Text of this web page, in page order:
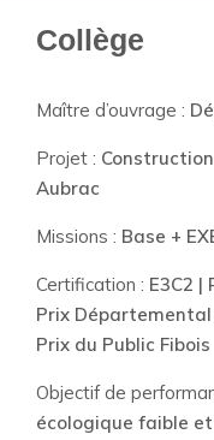
Collège
Maître d’ouvrage :
Projet :
Aubrac
Missions : Base +
Certification : E3C2 |
Prix
Prix du Public Fibois
Objectif de
écologique faible